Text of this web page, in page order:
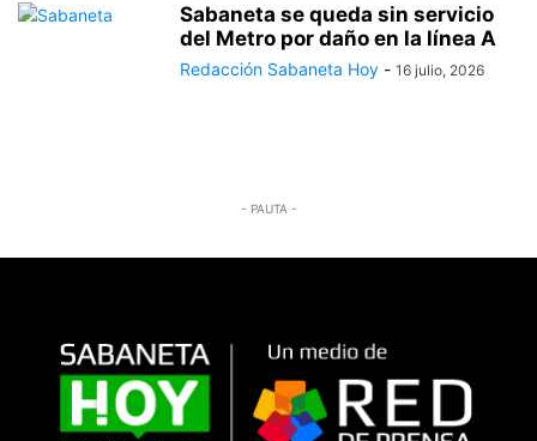
Sabaneta se queda sin servicio
del Metro por daño en la línea A
Redacción Sabaneta Hoy - 16 julio, 2026
- PAUTA -